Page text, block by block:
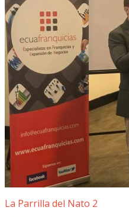
La Parrilla del Nato 2